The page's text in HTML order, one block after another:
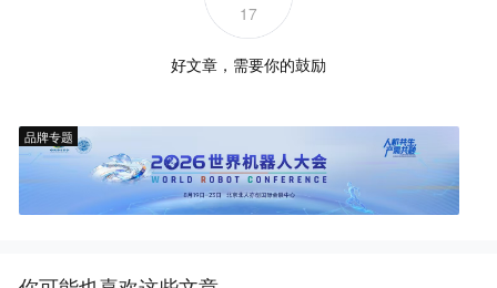
17
好文章，需要你的鼓励
品牌专题